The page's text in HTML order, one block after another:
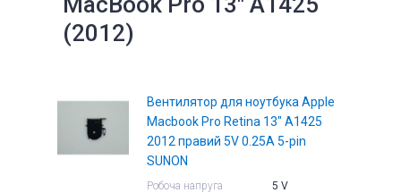
Комплектуючі
(2012)
Вентилятор для ноутбука Apple
Macbook Pro Retina 13" A1425
2012 правий 5V 0.25A 5-pin
SUNON
Робоча напруга
5 V